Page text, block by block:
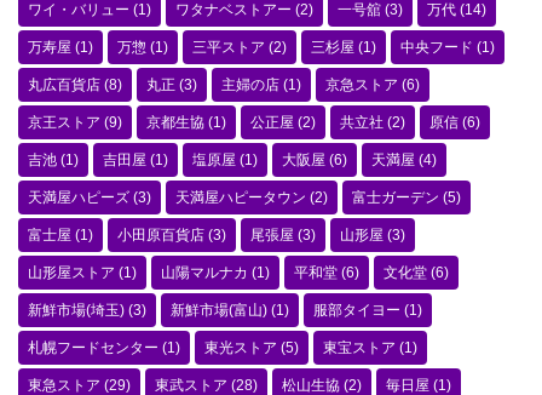
ワイ・バリュー (1) ワタナベストアー (2) 一号舘 (3) 万代 (14)
万寿屋 (1) 万惣 (1) 三平ストア (2) 三杉屋 (1) 中央フード (1)
丸広百貨店 (8) 丸正 (3) 主婦の店 (1) 京急ストア (6)
京王ストア (9) 京都生協 (1) 公正屋 (2) 共立社 (2) 原信 (6)
吉池 (1) 吉田屋 (1) 塩原屋 (1) 大阪屋 (6) 天満屋 (4)
天満屋ハピーズ (3) 天満屋ハピータウン (2) 富士ガーデン (5)
富士屋 (1) 小田原百貨店 (3) 尾張屋 (3) 山形屋 (3)
山形屋ストア (1) 山陽マルナカ (1) 平和堂 (6) 文化堂 (6)
新鮮市場(埼玉) (3) 新鮮市場(富山) (1) 服部タイヨー (1)
札幌フードセンター (1) 東光ストア (5) 東宝ストア (1)
東急ストア (29) 東武ストア (28) 松山生協 (2) 毎日屋 (1)